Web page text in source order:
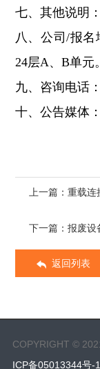
七、其他说明
八、公司/报名
24层A、B单元。
九、咨询电话：
十、公告媒体
上一篇：重载连
下一篇：报废设
返回列表
COPYRIGHT ©
ICP备05013344号-1